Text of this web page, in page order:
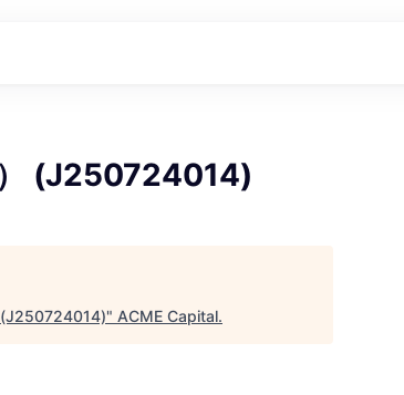
(J250724014)
(J250724014)" ACME Capital.